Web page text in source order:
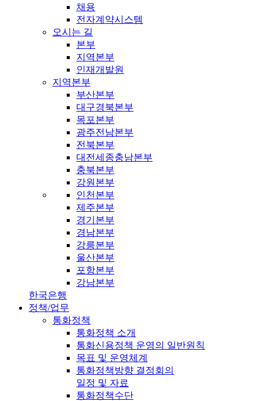
채용
전자계약시스템
오시는 길
본부
지역본부
인재개발원
지역본부
부산본부
대구경북본부
목포본부
광주전남본부
전북본부
대전세종충남본부
충북본부
강원본부
인천본부
제주본부
경기본부
경남본부
강릉본부
울산본부
포항본부
강남본부
한국은행
정책/업무
통화정책
통화정책 소개
통화신용정책 운영의 일반원칙
목표 및 운영체계
통화정책방향 결정회의
일정 및 자료
통화정책수단